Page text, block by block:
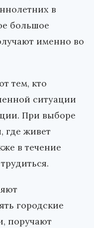
в
большое
именно во
тем, кто
ситуации
При выборе
где живет
в течение
городские
поручают